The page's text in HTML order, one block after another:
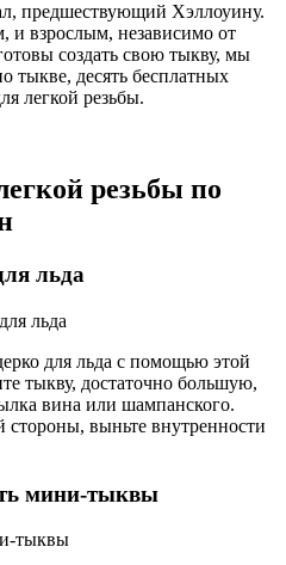
предшествующий Хэллоуину.
и взрослым, независимо от
создать свою тыкву, мы
тыкве, десять бесплатных
легкой резьбы.
резьбы по
льда
для льда с помощью этой
тыкву, достаточно большую,
вина или шампанского.
стороны, выньте внутренности
мини-тыквы